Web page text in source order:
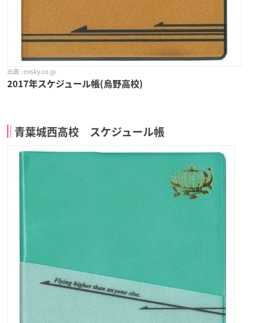
ensky.co.jp
2017年スケジュール帳(烏野高校)
青葉城西高校 スケジュール帳